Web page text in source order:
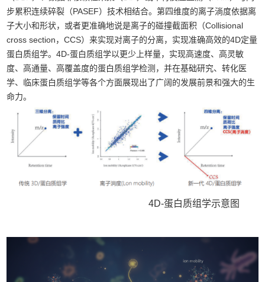
步累积连续碎裂（PASEF）技术相结合。第四维度的离子淌度依据离
子大小和形状，或者更准确地说是离子的碰撞截面积（Collisional
cross section，CCS）来实现对离子的分离，实现准确高效的4D定量
蛋白质组学。4D-蛋白质组学以更少上样量，实现高速度、高灵敏
度、高通量、高覆盖度的蛋白质组学检测，并在基础研究、转化医
学、临床蛋白质组学等各个方面展现出了广阔的发展前景和强大的生
命力。
4D-蛋白质组学示意图